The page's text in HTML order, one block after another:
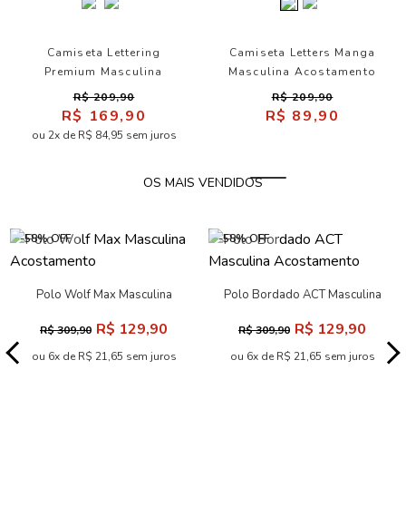
Camiseta Lettering
Premium Masculina
Acostamento
R$ 209,90
R$ 169,90
ou 2x de R$ 84,95 sem juros
Camiseta Letters Manga
Masculina Acostamento
R$ 209,90
R$ 89,90
OS MAIS VENDIDOS
-58% OFF
Polo Wolf Max Masculina
R$ 309,90 R$ 129,90
ou 6x de R$ 21,65 sem juros
-58% OFF
Polo Bordado ACT Masculina
R$ 309,90 R$ 129,90
ou 6x de R$ 21,65 sem juros